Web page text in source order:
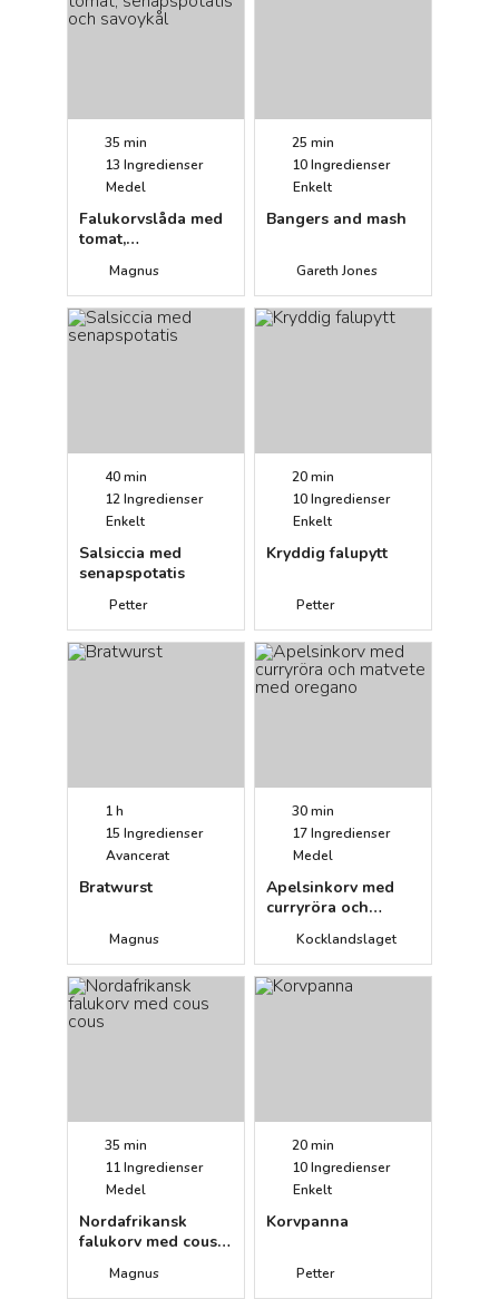
35 min
13 Ingredienser
Medel
Falukorvslåda med
tomat,
savoykål
Magnus
25 min
10Ingredienser
Enkelt
Bangers and mash
Gareth Jones
40 min
12Ingredienser
Enkelt
Salsiccia med
senapspotatis
Petter
20 min
10Ingredienser
Enkelt
Kryddig falupytt
Petter
1 h
15 Ingredienser
Avancerat
Bratwurst
Magnus
30 min
17Ingredienser
Medel
Apelsinkorv med
curryröra och
oregano
Kocklandslaget
35 min
11Ingredienser
Medel
Nordafrikansk
falukorv med cous
Magnus
20 min
10Ingredienser
Enkelt
Korvpanna
Petter